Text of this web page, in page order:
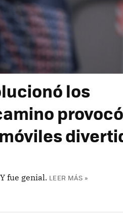
los
fue genial. LEER MÁS »